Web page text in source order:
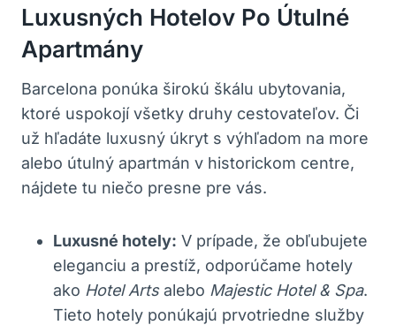
Luxusných Hotelov Po Útulné
Apartmány
Barcelona ponúka širokú škálu ubytovania,
ktoré uspokojí všetky druhy cestovateľov. Či
už hľadáte luxusný úkryt s výhľadom na more
alebo útulný apartmán v historickom centre,
nájdete tu niečo presne pre vás.
Luxusné hotely: V prípade, že obľubujete
eleganciu a prestíž, odporúčame hotely
ako Hotel Artsalebo Majestic Hotel & Spa.
Tieto hotely ponúkajú prvotriedne služby